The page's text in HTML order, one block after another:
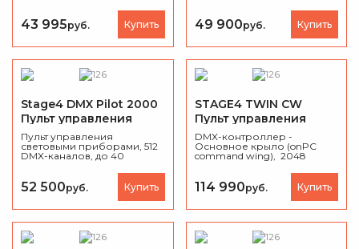
DMX-каналов, RDM,
Коррекция ошибок,
Аккумулятор (80-400 час.),
43 995руб. Купить
каскадирование Link до 32
вселенных, веб‑интерфейс
и LCD‑дисплей, 19" рэковый
корпус 1U, питание 100–240
В.
49 900руб. Купить
Stage4 DMX Pilot 2000
Пульт управления
светом DMX
Пульт управления
световыми приборами, 512
DMX-каналов, до 40
40 чейзов, 40 статичных
сцен и 40 сцен с
аудиосинхронизацией.
52 500руб. Купить
STAGE4 TWIN CW
Пульт управления
светом DMX
DMX-контроллер -
Основное крыло (onPC
command wing), 2048
энкодера, 2 DMX-OUT, 1
DMX-IN / MIDI IN-OUT / LTC,
Кейс, вес 8 кг.
114 990руб. Купить